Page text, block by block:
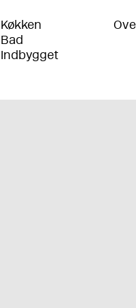
Køkken
Bad
Indbygget